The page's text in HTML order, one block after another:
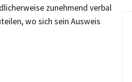
zunehmend verbal
wo sich sein Ausweis